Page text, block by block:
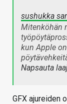
sushukka
Mitenköhän
kun Apple
Napsauta
GFX ajureiden